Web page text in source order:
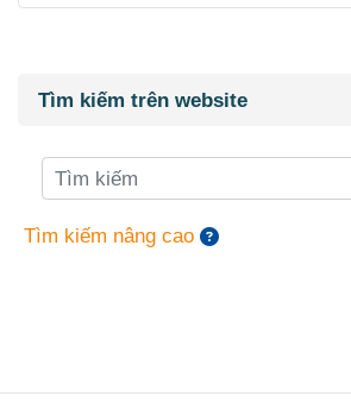
Các khối
Bỏ qua Tìm kiếm trên website
Tìm kiếm trên website
Tìm kiếm
Tìm kiếm nâng cao